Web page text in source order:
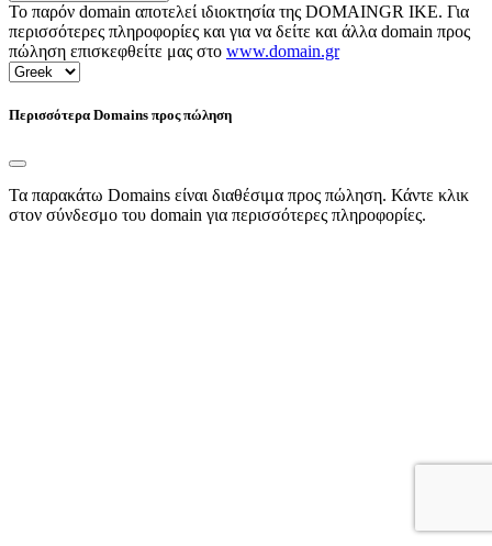
Το παρόν domain αποτελεί ιδιοκτησία της DOMAINGR ΙΚΕ. Για
περισσότερες πληροφορίες και για να δείτε και άλλα domain προς
πώληση επισκεφθείτε μας στο www.domain.gr
Περισσότερα Domains προς πώληση
Τα παρακάτω Domains είναι διαθέσιμα προς πώληση. Κάντε κλικ
στον σύνδεσμο του domain για περισσότερες πληροφορίες.